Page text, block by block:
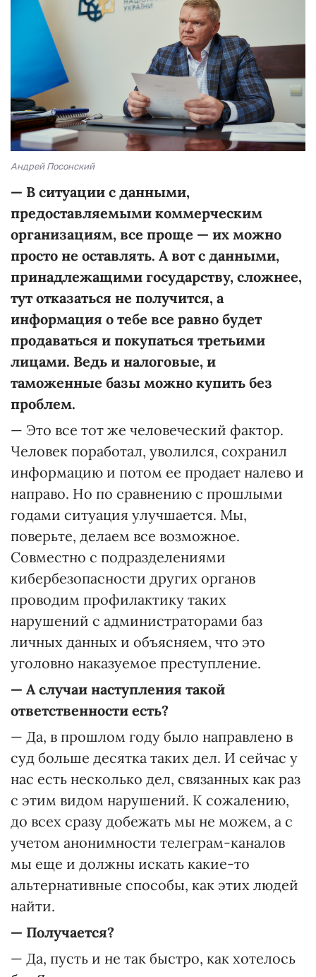
Андрей Посонский
— В ситуации с данными,
предоставляемыми коммерческим
организациям, все проще — их можно
просто не оставлять. А вот с данными,
принадлежащими государству, сложнее,
тут отказаться не получится, а
информация о тебе все равно будет
продаваться и покупаться третьими
лицами. Ведь и налоговые, и
таможенные базы можно купить без
проблем.
— Это все тот же человеческий фактор.
Человек поработал, уволился, сохранил
информацию и потом ее продает налево и
направо. Но по сравнению с прошлыми
годами ситуация улучшается. Мы,
поверьте, делаем все возможное.
Совместно с подразделениями
кибербезопасности других органов
проводим профилактику таких
нарушений с администраторами баз
личных данных и объясняем, что это
уголовно наказуемое преступление.
— А случаи наступления такой
ответственности есть?
— Да, в прошлом году было направлено в
суд больше десятка таких дел. И сейчас у
нас есть несколько дел, связанных как раз
с этим видом нарушений. К сожалению,
до всех сразу добежать мы не можем, а с
учетом анонимности телеграм-каналов
мы еще и должны искать какие-то
альтернативные способы, как этих людей
найти.
— Получается?
— Да, пусть и не так быстро, как хотелось